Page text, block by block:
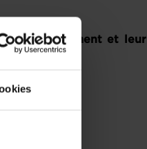
leur engagement et leur